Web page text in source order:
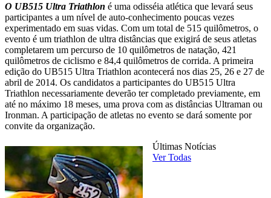
O UB515 Ultra Triathlon é uma odisséia atlética que levará seus
participantes a um nível de auto-conhecimento poucas vezes
experimentado em suas vidas. Com um total de 515 quilômetros, o
evento é um triathlon de ultra distâncias que exigirá de seus atletas
completarem um percurso de 10 quilômetros de natação, 421
quilômetros de ciclismo e 84,4 quilômetros de corrida. A primeira
edição do UB515 Ultra Triathlon acontecerá nos dias 25, 26 e 27 de
abril de 2014. Os candidatos a participantes do UB515 Ultra
Triathlon necessariamente deverão ter completado previamente, em
até no máximo 18 meses, uma prova com as distâncias Ultraman ou
Ironman. A participação de atletas no evento se dará somente por
convite da organização.
Últimas Notícias
Ver Todas